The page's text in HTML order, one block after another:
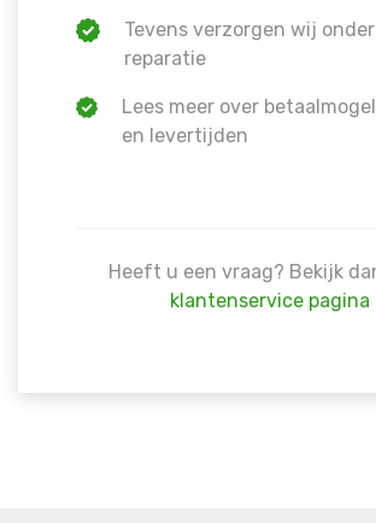
Tevens verzorgen wij
reparatie
Lees meer over
en levertijden
Heeft u een vraag? Bekijk
klantenservice pagina